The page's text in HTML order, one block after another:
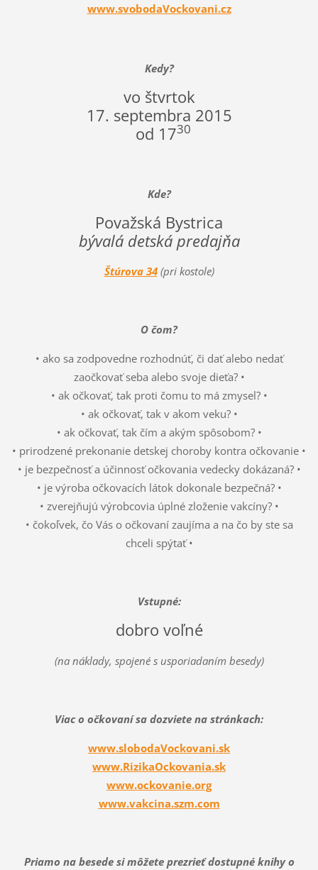
www.svobodaVockovani.cz
Kedy?
vo štvrtok
17. septembra 2015
od 1730
Kde?
Považská Bystrica
bývalá detská predajňa
Štúrova 34(pri kostole)
O čom?
• ako sa zodpovedne rozhodnúť, či dať alebo nedať
zaočkovať seba alebo svoje dieťa? •
• ak očkovať, tak proti čomu to má zmysel? •
• ak očkovať, tak v akom veku? •
• ak očkovať, tak čím a akým spôsobom? •
• prirodzené prekonanie detskej choroby kontra očkovanie •
• je bezpečnosť a účinnosť očkovania vedecky dokázaná? •
• je výroba očkovacích látok dokonale bezpečná? •
• zverejňujú výrobcovia úplné zloženie vakcíny? •
• čokoľvek, čo Vás o očkovaní zaujíma a na čo by ste sa
chceli spýtať •
Vstupné:
dobro voľné
(na náklady, spojené s usporiadaním besedy)
Viac o očkovaní sa dozviete na stránkach:
www.slobodaVockovani.sk
www.RizikaOckovania.sk
www.ockovanie.org
www.vakcina.szm.com
Priamo na besede si môžete prezrieť dostupné knihy o